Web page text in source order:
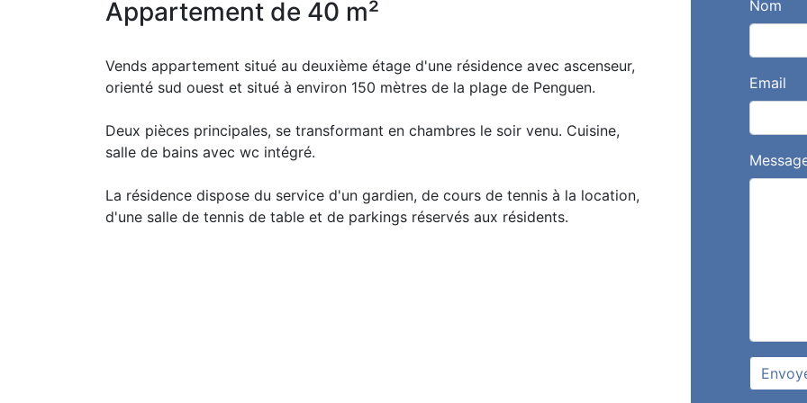
Appartement de 40 m²
Vends appartement situé au deuxième étage d'une résidence avec ascenseur,
orienté sud ouest et situé à environ 150 mètres de la plage de Penguen.
Deux pièces principales, se transformant en chambres le soir venu. Cuisine,
salle de bains avec wc intégré.
La résidence dispose du service d'un gardien, de cours de tennis à la location,
d'une salle de tennis de table et de parkings réservés aux résidents.
Nom
Email